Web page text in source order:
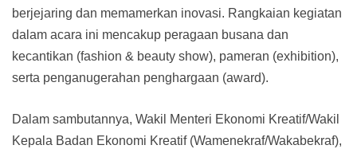
berjejaring dan memamerkan inovasi. Rangkaian kegiatan
dalam acara ini mencakup peragaan busana dan
kecantikan (fashion & beauty show), pameran (exhibition),
serta penganugerahan penghargaan (award).
Dalam sambutannya, Wakil Menteri Ekonomi Kreatif/Wakil
Kepala Badan Ekonomi Kreatif (Wamenekraf/Wakabekraf),